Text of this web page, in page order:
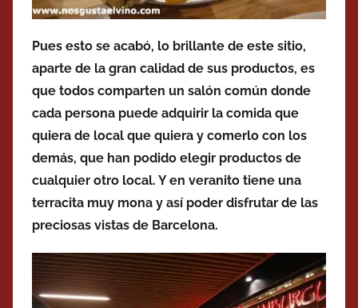
Pues esto se acabó, lo brillante de este sitio,
aparte de la gran calidad de sus productos, es
que todos comparten un salón común donde
cada persona puede adquirir la comida que
quiera de local que quiera y comerlo con los
demás, que han podido elegir productos de
cualquier otro local. Y en veranito tiene una
terracita muy mona y así poder disfrutar de las
preciosas vistas de Barcelona.